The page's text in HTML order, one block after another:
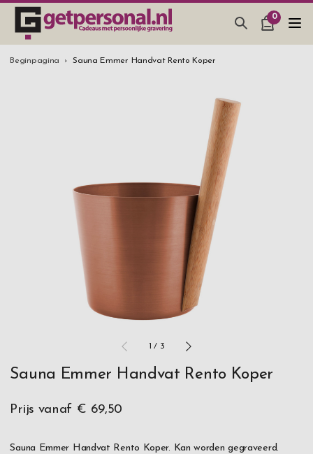
0
CADEAUS & GADGETS
Beginpagina Sauna Emmer Handvat Rento Koper
1 / 3
Sauna Emmer Handvat Rento Koper
Prijs vanaf € 69,50
Sauna Emmer Handvat Rento Koper. Kan worden gegraveerd.